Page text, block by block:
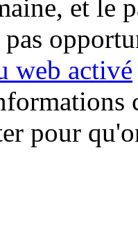
et le
web activé
pour